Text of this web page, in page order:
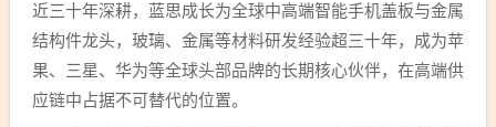
近三十年深耕，蓝思成长为全球中高端智能手机盖板与金属
结构件龙头，玻璃、金属等材料研发经验超三十年，成为苹
果、三星、华为等全球头部品牌的长期核心伙伴，在高端供
应链中占据不可替代的位置。